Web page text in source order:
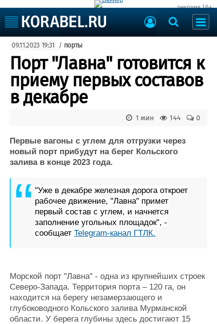
реклама 16+
Судоходство
Судоремонт
События
Пресс-релизы
Порты
Рыболовство
ВМФ
Образование
Судостроение
Пульс
Новости
Репутация
Работа
Крюинг
Журнал
Реклама
Торговая площадка
Доска объявлений
Продажа флота
Изделия
Материалы
Услуги
Выставки и семинары
Личности
Словарь
Галерея флота
Форум
Отзывы
Все службы
09.11.2023 19:31 / порты
Порт "Лавна" готовится к
приему первых составов
в декабре
0
144
1 мин
Первые вагоны с углем для отгрузки через
новый порт прибудут на берег Кольского
залива в конце 2023 года.
"Уже в декабре железная дорога откроет
рабочее движение, "Лавна" примет
первый состав с углем, и начнется
заполнение угольных площадок", -
сообщает Telegram-канал ГТЛК.
Морской порт "Лавна" - одна из крупнейших строек
Северо-Запада. Территория порта – 120 га, он
находится на берегу незамерзающего и
глубоководного Кольского залива Мурманской
области. У берега глубины здесь достигают 15